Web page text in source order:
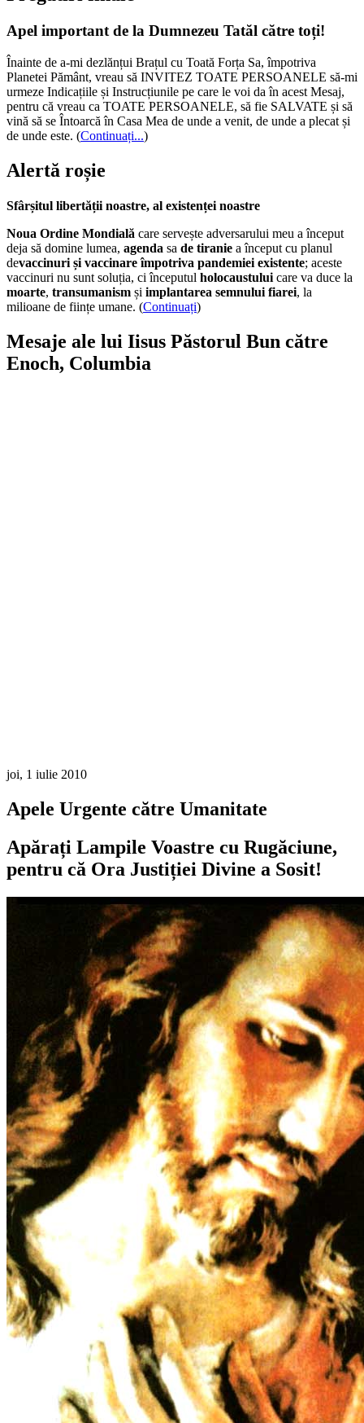
Apel important de la Dumnezeu Tatăl către toți!
Înainte de a-mi dezlănțui Brațul cu Toată Forța Sa, împotriva
Planetei Pământ, vreau să INVITEZ TOATE PERSOANELE să-mi
urmeze Indicațiile și Instrucțiunile pe care le voi da în acest Mesaj,
pentru că vreau ca TOATE PERSOANELE, să fie SALVATE și să
vină să se Întoarcă în Casa Mea de unde a venit, de unde a plecat și
de unde este. (Continuați...)
Alertă roșie
Sfârșitul libertății noastre, al existenței noastre
Noua Ordine Mondială care servește adversarului meu a început
deja să domine lumea, agenda sa de tiranie a început cu planul
devaccinuri și vaccinare împotriva pandemiei existente; aceste
vaccinuri nu sunt soluția, ci începutul holocaustului care va duce la
moarte, transumanism și implantarea semnului fiarei, la
milioane de ființe umane. (Continuați)
Mesaje ale lui Iisus Păstorul Bun către
Enoch, Columbia
joi, 1 iulie 2010
Apele Urgente către Umanitate
Apărați Lampile Voastre cu Rugăciune,
pentru că Ora Justiției Divine a Sosit!